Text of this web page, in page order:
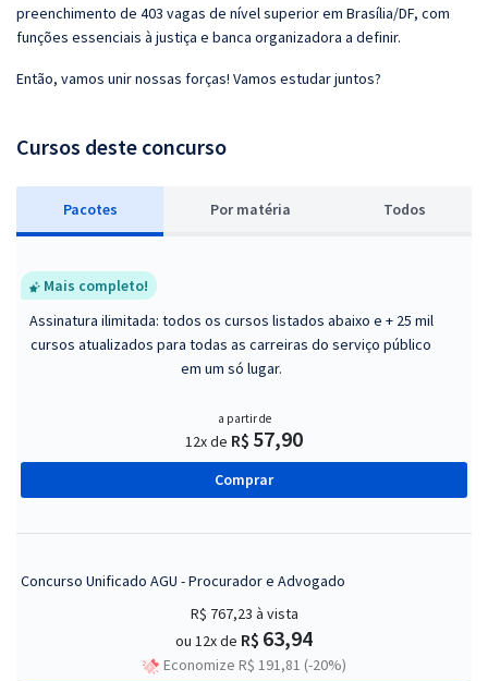
preenchimento de 403 vagas de nível superior em Brasília/DF, com
funções essenciais à justiça e banca organizadora a definir.
Então, vamos unir nossas forças! Vamos estudar juntos?
Cursos deste concurso
Pacotes Por matéria Todos
Mais completo!
Assinatura ilimitada: todos os cursos listados abaixo e + 25 mil
cursos atualizados para todas as carreiras do serviço público
em um só lugar.
a partir de
12x de R$ 57,90
Comprar
Concurso Unificado AGU - Procurador e Advogado
R$ 767,23 à vista
ou 12x de R$ 63,94
Economize R$ 191,81 (-20%)